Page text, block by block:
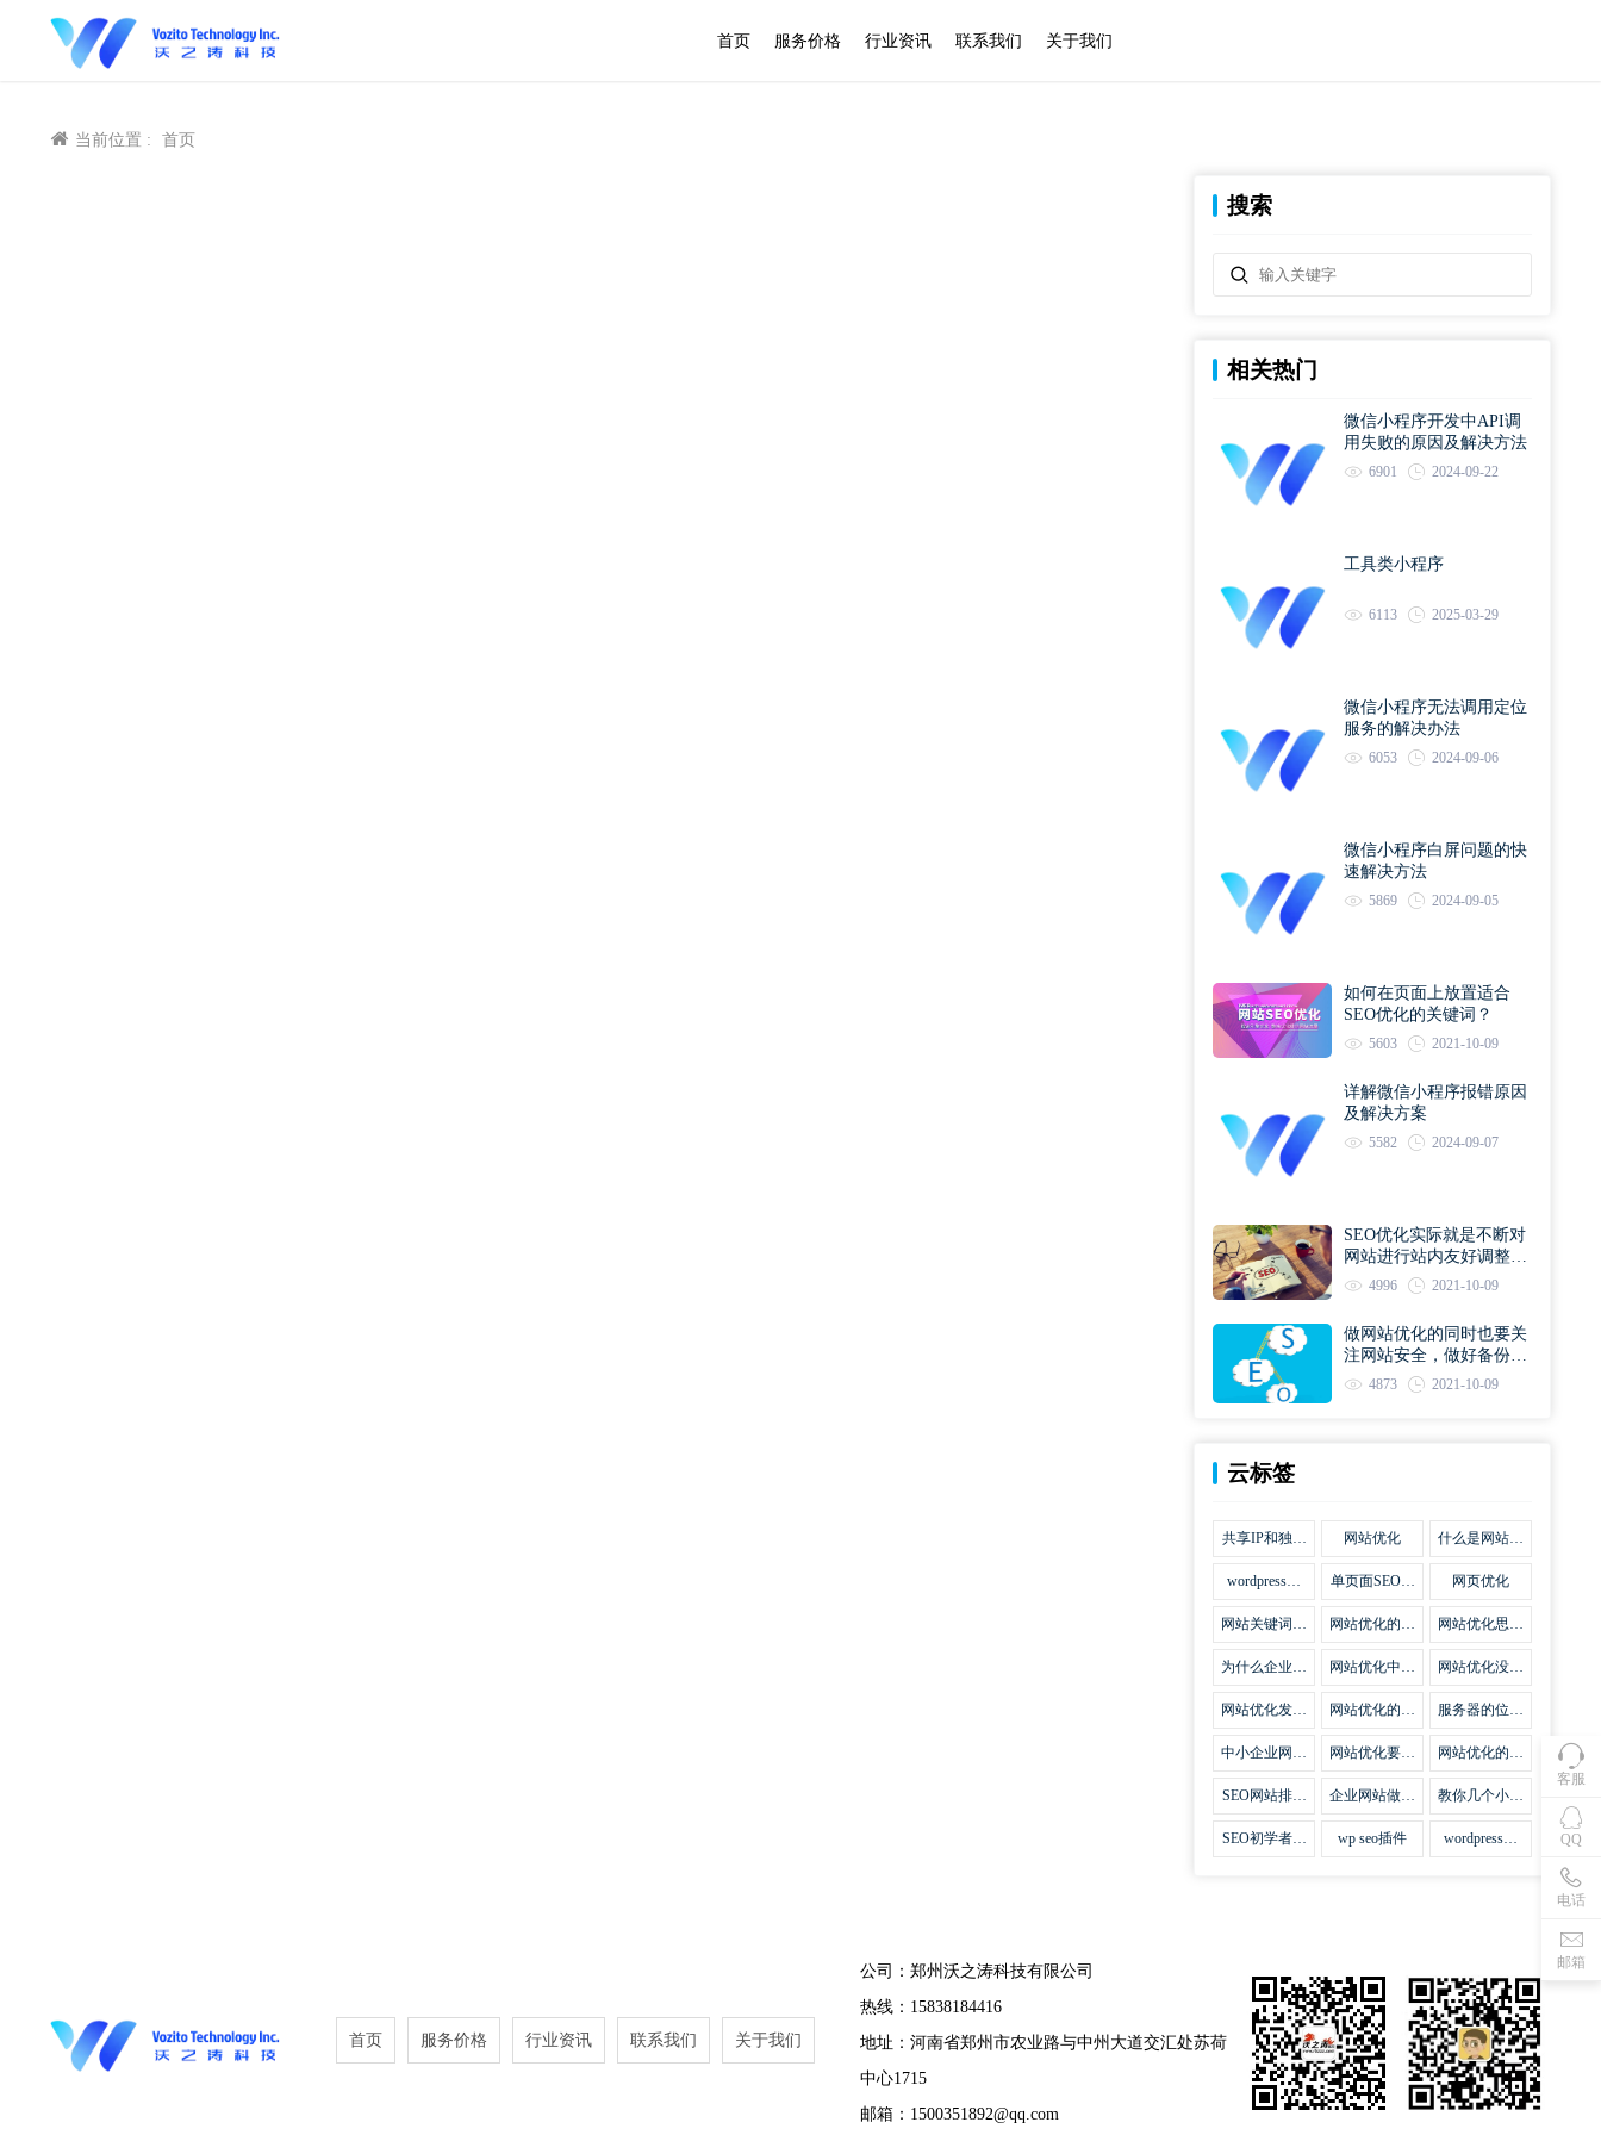
首页 服务价格 行业资讯 联系我们 关于我们
当前位置 : 首页
搜索
相关热门
微信小程序开发中API调
用失败的原因及解决方法
6901 2024-09-22
工具类小程序
6113 2025-03-29
微信小程序无法调用定位
服务的解决办法
6053 2024-09-06
微信小程序白屏问题的快
速解决方法
5869 2024-09-05
如何在页面上放置适合
SEO优化的关键词？
5603 2021-10-09
详解微信小程序报错原因
及解决方案
5582 2024-09-07
SEO优化实际就是不断对
网站进行站内友好调整直
到符合优化规则
4996 2021-10-09
做网站优化的同时也要关
注网站安全，做好备份工
作 4873 2021-10-09
云标签
共享IP和独立
网站优化
什么是网站优
wordpress网
集插件
单页面SEO网
网页优化
网站关键词优
么
网站优化的误
网站优化思路
要
为什么企业网
网站SEO优
网站优化中关
干问题
网站优化没有
味道
网站优化发挥
网站优化的费
服务器的位置
影响
中小企业网站
法
网站优化要不
网站优化的逆
SEO网站排名
法宝
企业网站做好
势
教你几个小技
页优化
SEO初学者，
wp seo插件
wordpress插
客服
QQ
电话
邮箱
首页 服务价格 行业资讯 联系我们 关于我们
公司：郑州沃之涛科技有限公司
热线：15838184416
地址：河南省郑州市农业路与中州大道交汇处苏荷
中心1715
邮箱：1500351892@qq.com